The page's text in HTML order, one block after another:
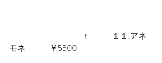
モネ　　　￥5500